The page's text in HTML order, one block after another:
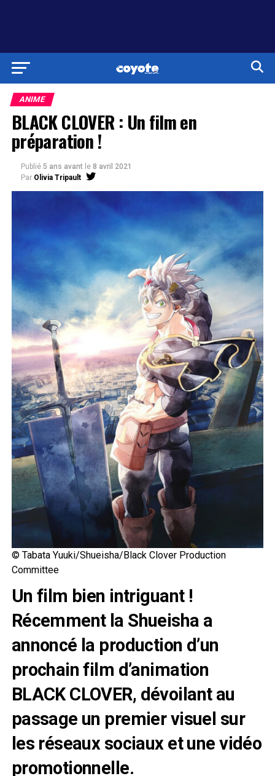
ANIME
BLACK CLOVER : Un film en
préparation !
Publié 5 ans avant le 8 avril 2021
Par Olivia Tripault
© Tabata Yuuki/Shueisha/Black Clover Production
Committee
Un film bien intriguant !
Récemment la Shueisha a
annoncé la production d’un
prochain film d’animation
BLACK CLOVER, dévoilant au
passage un premier visuel sur
les réseaux sociaux et une vidéo
promotionnelle.